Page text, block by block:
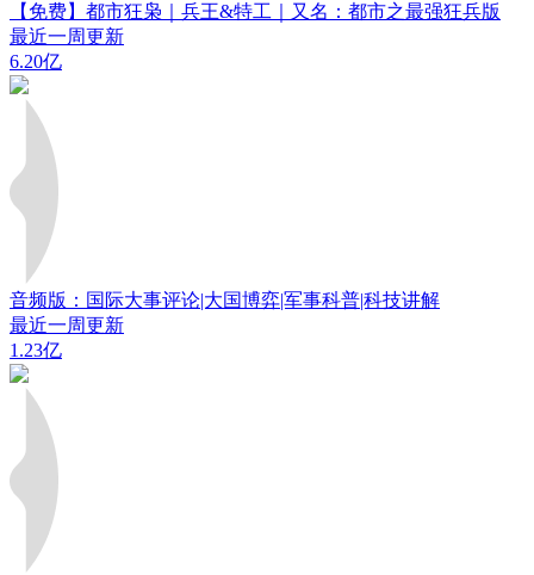
【免费】都市狂枭｜兵王&特工｜又名：都市之最强狂兵版
最近一周更新
6.20亿
音频版：国际大事评论|大国博弈|军事科普|科技讲解
最近一周更新
1.23亿